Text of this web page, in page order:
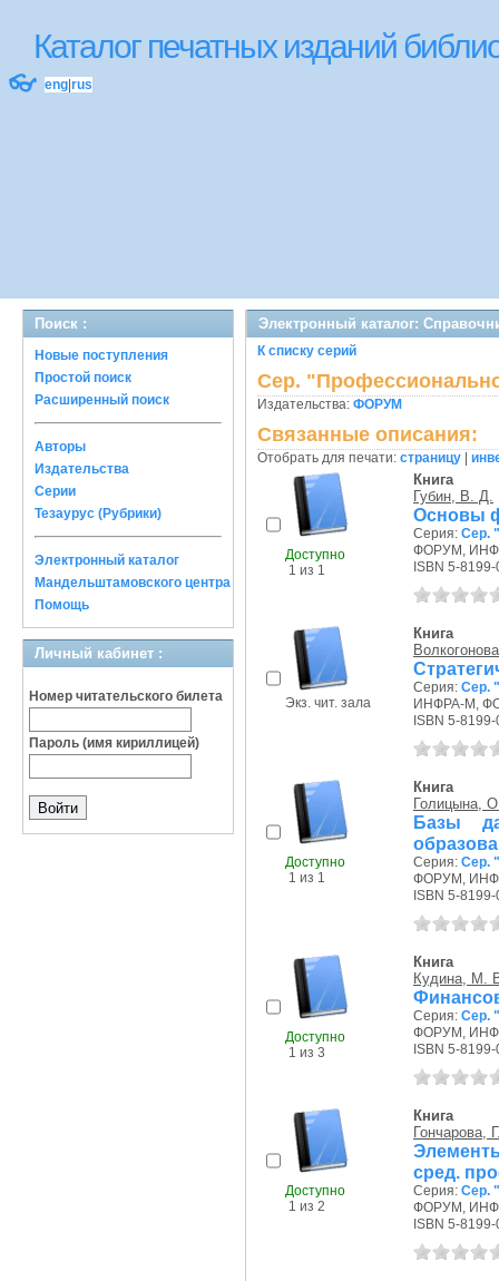
Каталог печатных изданий
👓 eng rus
Поиск :
Новые поступления
Простой поиск
Расширенный поиск
Авторы
Издательства
Серии
Тезаурус (Рубрики)
Электронный каталог
Мандельштамовского центра
Помощь
Личный кабинет :
Номер читательского билета
Пароль (имя кириллицей)
Электронный каталог:
К списку серий
Сер.
Издательства: ФОРУМ
Связанные описания:
Отобрать для печати: страницу
Доступно
1 из 1
Книга
Губин, В. Д.
Основы
Серия: Сер.
ФОРУМ,
ISBN 5-
Экз. чит. зала
Книга
Серия: Сер.
ИНФРА-М,
ISBN 5-
Доступно
1 из 1
Книга
Голицына,
Базы
Серия: Сер.
ФОРУМ,
ISBN 5-
Доступно
1 из 3
Книга
Кудина, М.
Серия: Сер.
ФОРУМ,
ISBN 5-
Доступно
1 из 2
Книга
Гончарова,
сред.
Серия: Сер.
ФОРУМ,
ISBN 5-